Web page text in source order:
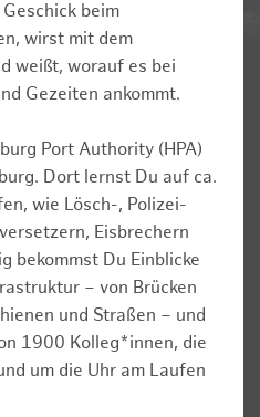
beim
wirst mit dem
weißt, worauf es bei
Gezeiten ankommt.
Port Authority (HPA)
Dort lernst Du auf ca.
wie Lösch-, Polizei-
Eisbrechern
bekommst Du Einblicke
– von Brücken
und Straßen – und
1900 Kolleg*innen, die
um die Uhr am Laufen